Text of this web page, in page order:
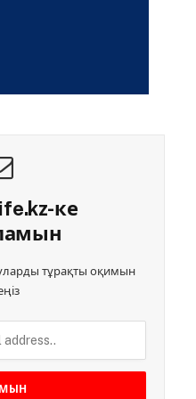
ке
тұрақты оқимын